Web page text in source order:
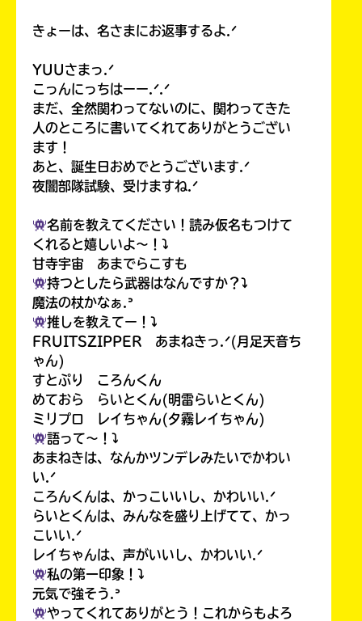
きょーは、名さまにお返事するよ.ᐟ
YUUさまっ.ᐟ
こっんにっちはーー.ᐟ.ᐟ
まだ、全然関わってないのに、関わってきた
人のところに書いてくれてありがとうござい
ます！
あと、誕生日おめでとうございます.ᐟ
夜闇部隊試験、受けますね.ᐟ
名前を教えてください！読み仮名もつけて
くれると嬉しいよ〜！⤵︎
甘寺宇宙 あまでらこすも
持つとしたら武器はなんですか？⤵︎
魔法の杖かなぁ.ᐣ
推しを教えてー！⤵︎
FRUITSZIPPER あまねきっ.ᐟ(月足天音ち
ゃん)
すとぷり ころんくん
めておら らいとくん(明雷らいとくん)
ミリプロ レイちゃん(夕霧レイちゃん)
語って〜！⤵︎
あまねきは、なんかツンデレみたいでかわい
い.ᐟ
ころんくんは、かっこいいし、かわいい.ᐟ
らいとくんは、みんなを盛り上げてて、かっ
こいい.ᐟ
レイちゃんは、声がいいし、かわいい.ᐟ
私の第一印象！⤵︎
元気で強そう.ᐣ
やってくれてありがとう！これからもよろ